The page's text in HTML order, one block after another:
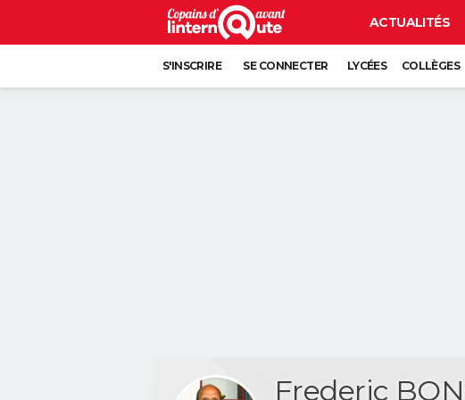
ACTUALITÉS
S'INSCRIRE SE CONNECTER LYCÉES COLLÈGES
Frederic